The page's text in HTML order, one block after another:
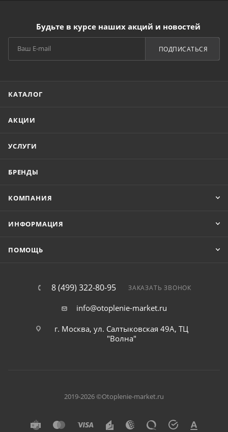
Будьте в курсе наших акций и новостей
ПОДПИСАТЬСЯ
КАТАЛОГ
АКЦИИ
УСЛУГИ
БРЕНДЫ
КОМПАНИЯ
ИНФОРМАЦИЯ
ПОМОЩЬ
8 (499) 322-80-95 ЗАКАЗАТЬ ЗВОНОК
info@otoplenie-market.ru
г. Москва, ул. Салтыковская 49А, ТЦ
"Волна"
2019-2026 ©Otoplenie-market.ru